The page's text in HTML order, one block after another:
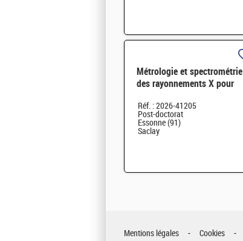
Métrologie et spectrométrie
des rayonnements X pour
Réf. : 2026-41205
Post-doctorat
Essonne (91)
Saclay
Mentions légales Cookies